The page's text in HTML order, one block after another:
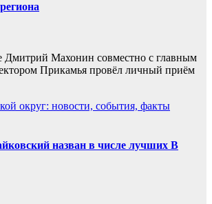
Дмитрий Махонин совместно с главным
Прикамья провёл личный приём
округ: новости, события, факты
назван в числе лучших В